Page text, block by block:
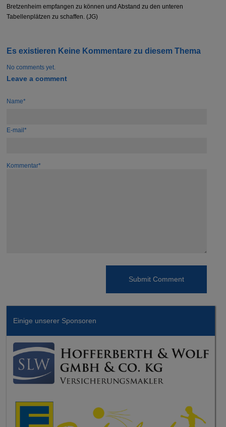
Bretzenheim empfangen zu können und Abstand zu den unteren
Tabellenplätzen zu schaffen. (JG)
Es existieren Keine Kommentare zu diesem Thema
No comments yet.
Leave a comment
Name*
E-mail*
Kommentar*
Einige unserer Sponsoren